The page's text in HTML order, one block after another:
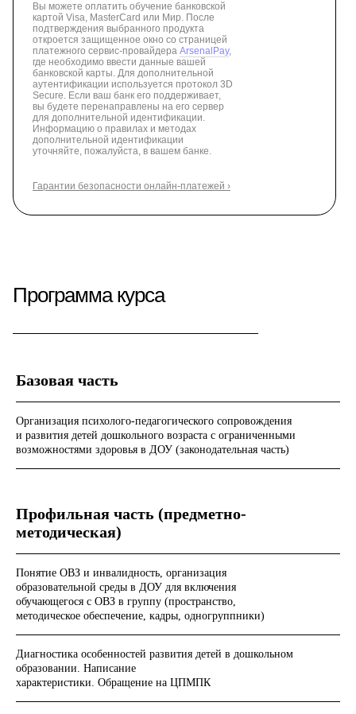
Вы можете оплатить обучение банковской
картой Visa, MasterCard или Мир. После
подтверждения выбранного продукта
откроется защищенное окно со страницей
платежного сервис-провайдера ArsenalPay,
где необходимо ввести данные вашей
банковской карты. Для дополнительной
аутентификации используется протокол 3D
Secure. Если ваш банк его поддерживает,
вы будете перенаправлены на его сервер
для дополнительной идентификации.
Информацию о правилах и методах
дополнительной идентификации
уточняйте, пожалуйста, в вашем банке.
Гарантии безопасности онлайн-платежей ›
Программа курса
Базовая часть
Организация психолого-педагогического сопровождения
и развития детей дошкольного возраста с ограниченными
возможностями здоровья в ДОУ (законодательная часть)
Профильная часть (предметно-
методическая)
Понятие ОВЗ и инвалидность, организация
образовательной среды в ДОУ для включения
обучающегося с ОВЗ в группу (пространство,
методическое обеспечение, кадры, одногруппники)
Диагностика особенностей развития детей в дошкольном
образовании. Написание
характеристики. Обращение на ЦПМПК